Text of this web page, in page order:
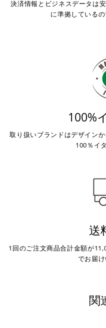
銀行振込(事前決済)
ご注文時に情報をお知
お振り込みください。
入金確認が取れ次第、
り、万が一過ぎてしま
せて頂きます。
※ 振込手数料はご負担
決済情報とビジネスデータは
に準拠しているの
100%
取り扱いブランドはデザイン
100％イ
送
1回のご注文商品合計金額が
でお届け
関